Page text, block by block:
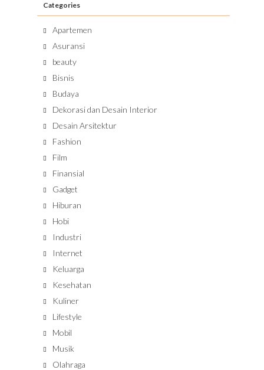
Categories
Apartemen
Asuransi
beauty
Bisnis
Budaya
Dekorasi dan Desain Interior
Desain Arsitektur
Fashion
Film
Finansial
Gadget
Hiburan
Hobi
Industri
Internet
Keluarga
Kesehatan
Kuliner
Lifestyle
Mobil
Musik
Olahraga